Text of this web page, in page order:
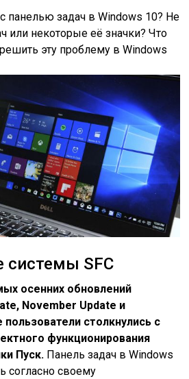
панелью задач в Windows 10? Не
или некоторые её значки? Что
эту проблему в Windows
системы SFC
осенних обновлений
November Update и
столкнулись с
функционирования
Пуск. Панель задач в Windows
согласно своему